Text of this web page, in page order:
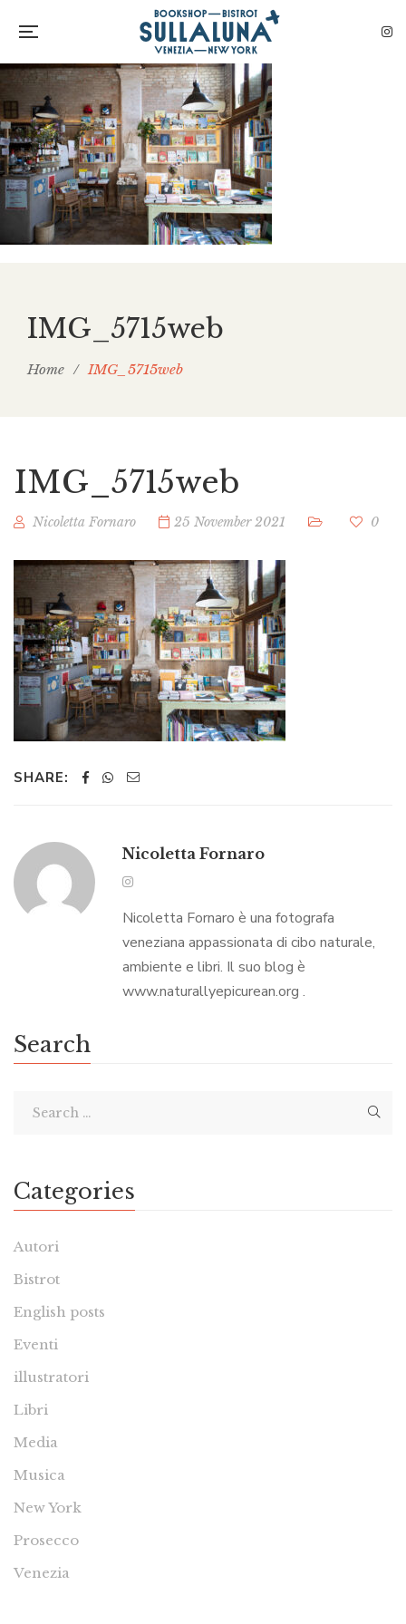
IMG_5715web
Home / IMG_5715web
IMG_5715web
Nicoletta Fornaro 25 November 2021 0
SHARE:
Nicoletta Fornaro
Nicoletta Fornaro è una fotografa
veneziana appassionata di cibo naturale,
ambiente e libri. Il suo blog è
www.naturallyepicurean.org .
Search
Categories
Autori
Bistrot
English posts
Eventi
illustratori
Libri
Media
Musica
New York
Prosecco
Venezia